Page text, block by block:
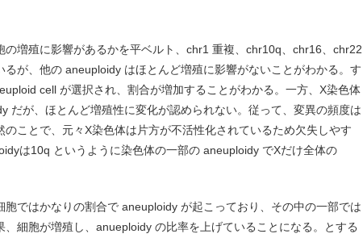
の増殖に影響があるかを平ベルト、chr1 重複、chr10q、chr16、chr22
るが、他の aneuploidy はほとんど増殖に影響がないことがわかる。す
cell が選択され、割合が増加することがわかる。一方、X染色体
だが、ほとんど増殖性に変化が認められない。従って、変異の頻度は
ことで、元々X染色体は片方が不活性化されているため欠失しやす
は10q というように染色体の一部の aneuploidy でXだけ全体の
胞ではかなりの割合で aneuploidy が起こっており、その中の一部では
細胞が増殖し、anueploidy の比率を上げていることになる。とする